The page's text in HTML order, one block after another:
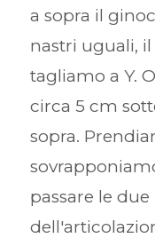
a sopra il
nastri uguali,
tagliamo a Y.
circa 5 cm
sopra.
passare le